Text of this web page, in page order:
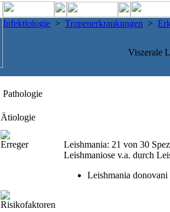
Infektiologie > Tropenerkrankungen >
Viszerale
Pathologie
Ätiologie
Erreger
Leishmania: 21 von 30
Leishmaniose v.a. durch
Leishmania donovani
Risikofaktoren